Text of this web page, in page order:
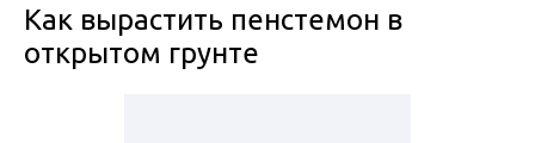
Как вырастить пенстемон в
открытом грунте